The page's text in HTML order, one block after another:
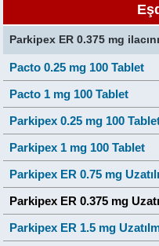
Parkipex ER 0.375 mg
Pacto 0.25 mg 100 Tablet
Pacto 1 mg 100 Tablet
Parkipex 0.25 mg 100
Parkipex 1 mg 100 Tablet
Parkipex ER 0.75 mg
Parkipex ER 0.375 mg
Parkipex ER 1.5 mg